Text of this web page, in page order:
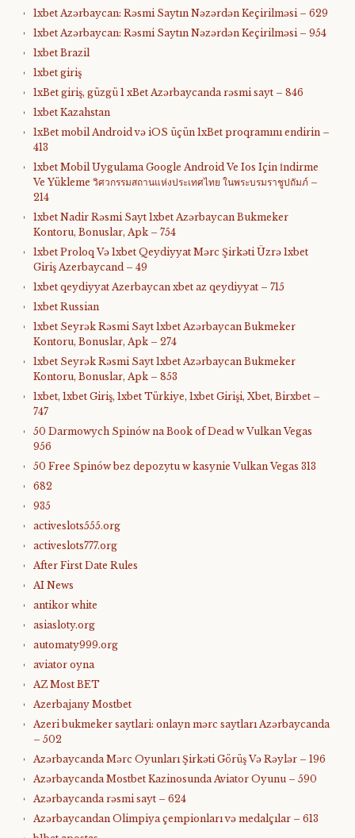
1xbet Azərbaycan: Rəsmi Saytın Nəzərdən Keçirilməsi – 629
1xbet Azərbaycan: Rəsmi Saytın Nəzərdən Keçirilməsi – 954
1xbet Brazil
1xbet giriş
1xBet giriş, güzgü 1 xBet Azərbaycanda rəsmi sayt – 846
1xbet Kazahstan
1xBet mobil Android və iOS üçün 1xBet proqramını endirin –
413
1xbet Mobil Uygulama Google Android Ve Ios Için İndirme
Ve Yükleme วิศวกรรมสถานแห่งประเทศไทย ในพระบรมราชูปถัมภ์ –
214
1xbet Nadir Rəsmi Sayt 1xbet Azərbaycan Bukmeker
Kontoru, Bonuslar, Apk – 754
1xbet Proloq Və 1xbet Qeydiyyat Mərc Şirkəti Üzrə 1xbet
Giriş Azerbaycand – 49
1xbet qeydiyyat Azerbaycan xbet az qeydiyyat – 715
1xbet Russian
1xbet Seyrək Rəsmi Sayt 1xbet Azərbaycan Bukmeker
Kontoru, Bonuslar, Apk – 274
1xbet Seyrək Rəsmi Sayt 1xbet Azərbaycan Bukmeker
Kontoru, Bonuslar, Apk – 853
1xbet, 1xbet Giriş, 1xbet Türkiye, 1xbet Girişi, Xbet, Birxbet –
747
50 Darmowych Spinów na Book of Dead w Vulkan Vegas
956
50 Free Spinów bez depozytu w kasynie Vulkan Vegas 313
682
935
activeslots555.org
activeslots777.org
After First Date Rules
AI News
antikor white
asiasloty.org
automaty999.org
aviator oyna
AZ Most BET
Azerbajany Mostbet
Azeri bukmeker saytlari: onlayn mərc saytları Azərbaycanda
– 502
Azərbaycanda Mərc Oyunları Şirkəti Görüş Və Rəylər – 196
Azərbaycanda Mostbet Kazinosunda Aviator Oyunu – 590
Azərbaycanda rəsmi sayt – 624
Azərbaycandan Olimpiya çempionları və medalçılar – 613